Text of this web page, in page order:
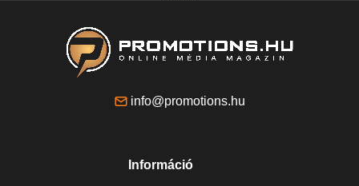
info@promotions.hu
Információ